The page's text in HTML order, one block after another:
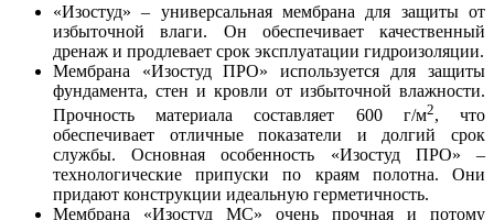
«Изостуд» – универсальная мембрана для защиты от
избыточной влаги. Он обеспечивает качественный
дренаж и продлевает срок эксплуатации гидроизоляции.
Мембрана «Изостуд ПРО» используется для защиты
фундамента, стен и кровли от избыточной влажности.
Прочность материала составляет 600 г/м2, что
обеспечивает отличные показатели и долгий срок
службы. Основная особенность «Изостуд ПРО» –
технологические припуски по краям полотна. Они
придают конструкции идеальную герметичность.
Мембрана «Изостуд МС» очень прочная и потому